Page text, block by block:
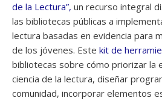
de la Lectura”, un recurso integral
las bibliotecas públicas a
lectura basadas en evidencia para
de los jóvenes. Este kit de
bibliotecas sobre cómo priorizar la
ciencia de la lectura, diseñar
comunidad, incorporar elementos